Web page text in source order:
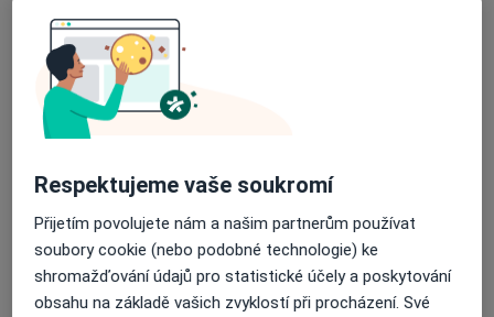
Dostupnost
Na této adrese online kalendář není aktivní
Co mám v takové situaci udělat?
Způsoby platby (soukromé návštěvy)
Na teto adrese lékař přijímá pacienty na pojišťovnu
Detaily
Respektujeme vaše soukromí
Přijetím povolujete nám a našim partnerům používat
soubory cookie (nebo podobné technologie) ke
shromažďování údajů pro statistické účely a poskytování
obsahu na základě vašich zvyklostí při procházení. Své